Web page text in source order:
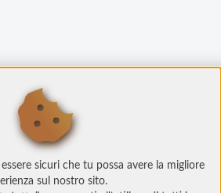
sicuri che tu possa avere la migliore
sul nostro sito.